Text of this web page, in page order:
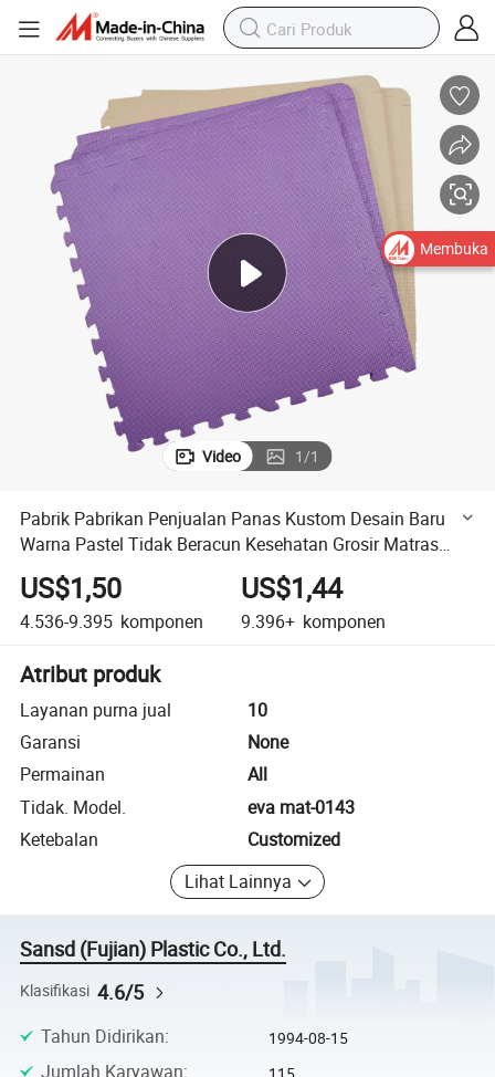
Video 1/1
Pabrik Pabrikan Penjualan Panas Kustom Desain Baru
Warna Pastel Tidak Beracun Kesehatan Grosir Matras
Lantai Puzzle EVA Foam
US$1,50
4.536-9.395 komponen
US$1,44
9.396+ komponen
Atribut produk
Layanan purna jual
10
Garansi
None
Permainan
All
Tidak. Model.
eva mat-0143
Ketebalan
Customized
Lihat Lainnya
Sansd (Fujian) Plastic Co., Ltd.
Klasifikasi 4.6/5
Tahun Didirikan: 1994-08-15
Jumlah Karyawan:
Membuka